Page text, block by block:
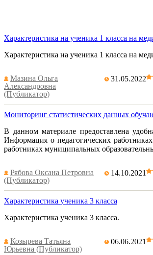
Характеристика на ученика 1 класса на
Характеристика на ученика 1 класса на
Мазина Ольга
Александровна
(Публикатор)
31.05.2022
Мониторинг статистических данных
В данном материале предоставлена
Информация о педагогических
работниках муниципальных
Рябова Оксана Петровна
(Публикатор)
14.10.2021
Характеристика ученика 3 класса
Характеристика ученика 3 класса.
Козырева Татьяна
Юрьевна (Публикатор)
06.06.2021